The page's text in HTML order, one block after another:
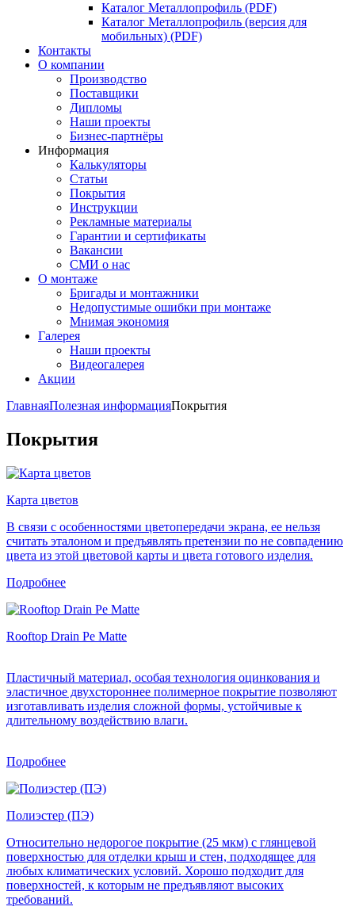
Каталог Металлопрофиль (PDF)
Каталог Металлопрофиль (версия для
мобильных) (PDF)
Контакты
О компании
Производство
Поставщики
Дипломы
Наши проекты
Бизнес-партнёры
Информация
Калькуляторы
Статьи
Покрытия
Инструкции
Рекламные материалы
Гарантии и сертификаты
Вакансии
СМИ о нас
О монтаже
Бригады и монтажники
Недопустимые ошибки при монтаже
Мнимая экономия
Галерея
Наши проекты
Видеогалерея
Акции
ГлавнаяПолезная информацияПокрытия
Покрытия
Карта цветов
В связи с особенностями цветопередачи экрана, ее нельзя
считать эталоном и предъявлять претензии по не совпадению
цвета из этой цветовой карты и цвета готового изделия.
Подробнее
Rooftop Drain Pe Matte
Пластичный материал, особая технология оцинкования и
эластичное двухстороннее полимерное покрытие позволяют
изготавливать изделия сложной формы, устойчивые к
длительному воздействию влаги.
Подробнее
Полиэстер (ПЭ)
Относительно недорогое покрытие (25 мкм) с глянцевой
поверхностью для отделки крыш и стен, подходящее для
любых климатических условий. Хорошо подходит для
поверхностей, к которым не предъявляют высоких
требований.